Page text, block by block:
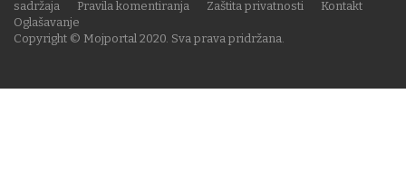
Copyright © Mojportal 2020. Sva prava pridržana.
sadržaja
Pravila komentiranja Zaštita privatnosti
Kontakt
Oglašavanje